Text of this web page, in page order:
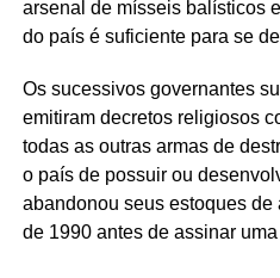
arsenal de mísseis balísticos
do país é suficiente para se
Os sucessivos governantes
emitiram decretos religiosos
todas as outras armas de
o país de possuir ou
abandonou seus estoques
de 1990 antes de assinar